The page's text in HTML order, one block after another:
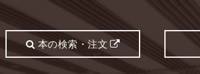
本の検索・注文